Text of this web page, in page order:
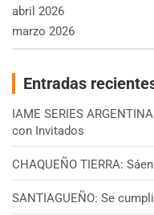
abril 2026
marzo 2026
Entradas
IAME SERIES
con Invitados
CHAQUEÑO TIERRA:
SANTIAGUEÑO: Se